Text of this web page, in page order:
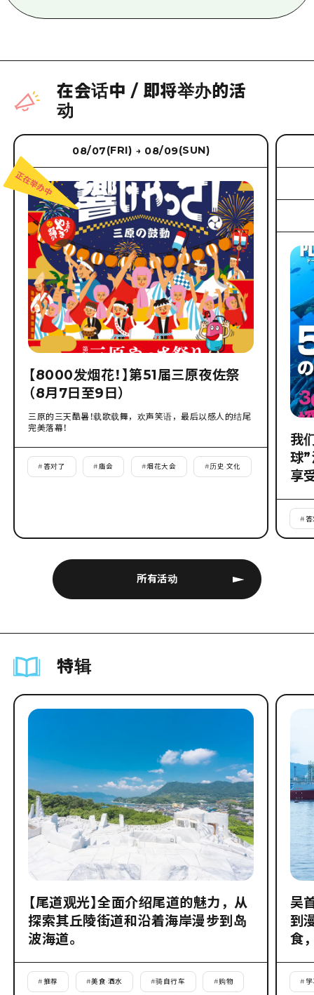
在会话中 / 即将举办的活
动
所有活动
08/07(FRI) → 08/09(SUN)
【8000发烟花！】第51届三原夜佐祭
（8月7日至9日）
三原的三天酷暑！载歌载舞，欢声笑语，最后以感人的结尾
完美落幕！
# 答对了 #庙会 #烟花大会 #历史·文化
我
球
享
#
特辑
【尾道观光】全面介绍尾道的魅力，从
探索其丘陵街道和沿着海岸漫步到岛
波海道。
#推荐 #美食·酒水 #骑自行车 #购物
吴
到
食
# 学